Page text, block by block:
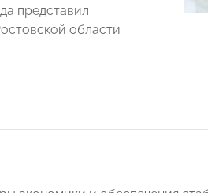
представил
области